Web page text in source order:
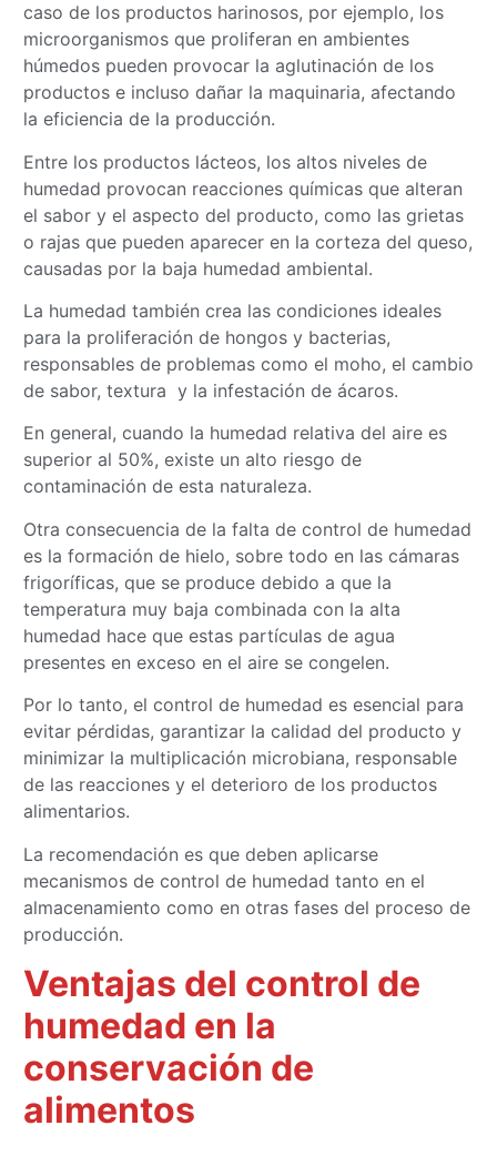
caso de los productos harinosos, por ejemplo, los
microorganismos que proliferan en ambientes
húmedos pueden provocar la aglutinación de los
productos e incluso dañar la maquinaria, afectando
la eficiencia de la producción.
Entre los productos lácteos, los altos niveles de
humedad provocan reacciones químicas que alteran
el sabor y el aspecto del producto, como las grietas
o rajas que pueden aparecer en la corteza del queso,
causadas por la baja humedad ambiental.
La humedad también crea las condiciones ideales
para la proliferación de hongos y bacterias,
responsables de problemas como el moho, el cambio
de sabor, textura y la infestación de ácaros.
En general, cuando la humedad relativa del aire es
superior al 50%, existe un alto riesgo de
contaminación de esta naturaleza.
Otra consecuencia de la falta de control de humedad
es la formación de hielo, sobre todo en las cámaras
frigoríficas, que se produce debido a que la
temperatura muy baja combinada con la alta
humedad hace que estas partículas de agua
presentes en exceso en el aire se congelen.
Por lo tanto, el control de humedad es esencial para
evitar pérdidas, garantizar la calidad del producto y
minimizar la multiplicación microbiana, responsable
de las reacciones y el deterioro de los productos
alimentarios.
La recomendación es que deben aplicarse
mecanismos de control de humedad tanto en el
almacenamiento como en otras fases del proceso de
producción.
Ventajas del control de
humedad en la
conservación de
alimentos